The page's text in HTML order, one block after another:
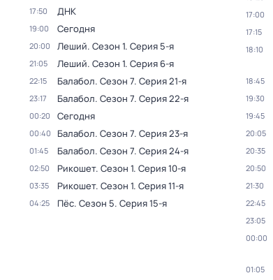
17:50 ДНК
19:00 Сегодня
20:00 Леший. Сезон 1. Серия 5-я
21:05 Леший. Сезон 1. Серия 6-я
22:15 Балабол. Сезон 7. Серия 21-я
23:17 Балабол. Сезон 7. Серия 22-я
00:20 Сегодня
00:40 Балабол. Сезон 7. Серия 23-я
01:45 Балабол. Сезон 7. Серия 24-я
02:50 Рикошет. Сезон 1. Серия 10-я
03:35 Рикошет. Сезон 1. Серия 11-я
04:25 Пёс. Сезон 5. Серия 15-я
17:00
17:15
18:10
18:45
19:30
19:45
20:05
20:35
20:50
21:30
22:45
23:05
00:00
01:05